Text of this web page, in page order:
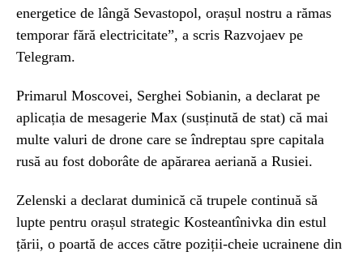
energetice de lângă Sevastopol, orașul nostru a rămas
temporar fără electricitate”, a scris Razvojaev pe
Telegram.
Primarul Moscovei, Serghei Sobianin, a declarat pe
aplicația de mesagerie Max (susținută de stat) că mai
multe valuri de drone care se îndreptau spre capitala
rusă au fost doborâte de apărarea aeriană a Rusiei.
Zelenski a declarat duminică că trupele continuă să
lupte pentru orașul strategic Kosteantînivka din estul
țării, o poartă de acces către poziții-cheie ucrainene din